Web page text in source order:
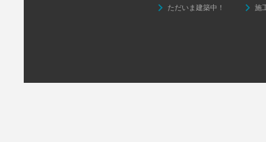
keyboard_arrow_right ただいま建築中！ keyboard_arrow_right 施